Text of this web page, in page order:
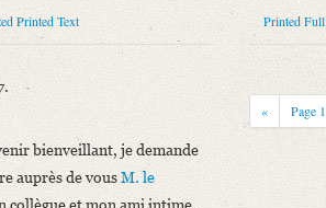
Header
von Schlegel
Paris
erschlossen.
Printed Text
bienveillant, je demande
auprès de vousM. le
collègue et mon ami intime.
Printed
« Page 1